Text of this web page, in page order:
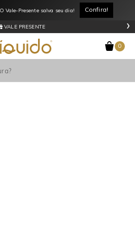
Vale-Presente salva seu dia! Confira!
VALE PRESENTE ›
0